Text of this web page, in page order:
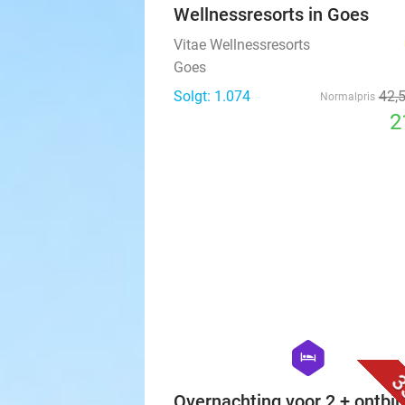
Wellnessresorts in Goes
Vitae Wellnessresorts
Goes
Solgt: 1.074
Normalpris 42
hexagon
hotel